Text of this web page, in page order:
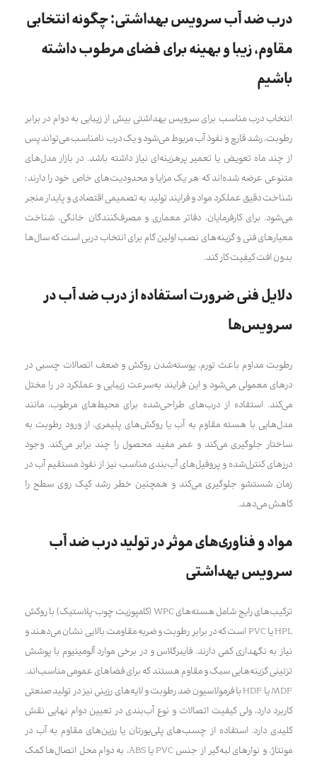
درب ضد آب سرویس بهداشتی: چگونه انتخابی
مقاوم، زیبا و بهینه برای فضای مرطوب داشته
باشیم
انتخاب درب مناسب برای سرویس بهداشتی بیش از زیبایی به دوام در برابر
رطوبت، رشد قارچ و نفوذ آب مربوط می‌شود و یک درب نامناسب می‌تواند پس
از چند ماه تعویض یا تعمیر پرهزینه‌ای نیاز داشته باشد. در بازار مدل‌های
متنوعی عرضه شده‌اند که هر یک مزایا و محدودیت‌های خاص خود را دارند؛
شناخت دقیق عملکرد مواد و فرایند تولید به تصمیمی اقتصادی و پایدار منجر
می‌شود. برای کارفرمایان، دفاتر معماری و مصرف‌کنندگان خانگی، شناخت
معیارهای فنی و گزینه‌های نصب اولین گام برای انتخاب دربی است که سال‌ها
بدون افت کیفیت کار کند.
دلایل فنی ضرورت استفاده از درب ضد آب در
سرویس‌ها
رطوبت مداوم باعث تورم، پوسته‌شدن روکش و ضعف اتصالات چسبی در
درهای معمولی می‌شود و این فرایند به‌سرعت زیبایی و عملکرد در را مختل
می‌کند. استفاده از درب‌های طراحی‌شده برای محیط‌های مرطوب، مانند
مدل‌هایی با هسته مقاوم به آب یا روکش‌های پلیمری، از ورود رطوبت به
ساختار جلوگیری می‌کند و عمر مفید محصول را چند برابر می‌کند. وجود
درزهای کنترل‌شده و پروفیل‌های آب‌بندی مناسب نیز از نفوذ مستقیم آب در
زمان شستشو جلوگیری می‌کند و همچنین خطر رشد کپک روی سطح را
کاهش می‌دهد.
مواد و فناوری‌های موثر در تولید درب ضد آب
سرویس بهداشتی
ترکیب‌های رایج شامل هسته‌های WPC (کامپوزیت چوب-پلاستیک) با روکش
HPL یا PVC است که در برابر رطوبت و ضربه مقاومت بالایی نشان می‌دهند و
نیاز به نگهداری کمی دارند. فایبرگلاس و در برخی موارد آلومینیوم با پوشش
تزئینی گزینه‌هایی سبک و مقاوم هستند که برای فضاهای عمومی مناسب‌اند.
MDF یا HDF با فرمولاسیون ضد رطوبت و لایه‌های رزینی نیز در تولید صنعتی
کاربرد دارد، ولی کیفیت اتصالات و نوع آب‌بندی در تعیین دوام نهایی نقش
کلیدی دارد. استفاده از چسب‌های پلی‌یورتان یا رزین‌های مقاوم به آب در
مونتاژ، و نوارهای لبه‌گیر از جنس PVC یا ABS، به دوام محل اتصال‌ها کمک